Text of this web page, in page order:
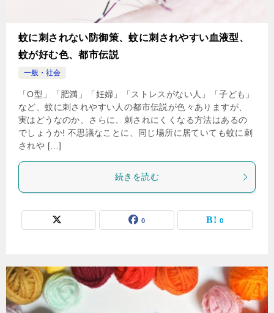
蚊に刺されない防御策、蚊に刺されやすい血液型、
蚊が好む色、都市伝説
一般・社会
「O型」「肥満」「妊婦」「ストレスがない人」「子ども」
など、蚊に刺されやすい人の都市伝説が色々ありますが、
実はどうなのか、さらに、刺されにくくなる方法はあるの
でしょうか! 不思議なことに、同じ場所に居ていても蚊に刺
されや […]
続きを読む
0 0